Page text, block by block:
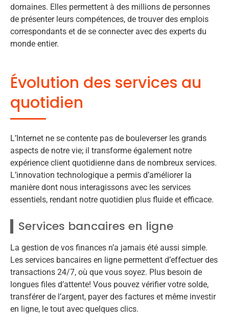
domaines. Elles permettent à des millions de personnes
de présenter leurs compétences, de trouver des emplois
correspondants et de se connecter avec des experts du
monde entier.
Évolution des services au
quotidien
L’Internet ne se contente pas de bouleverser les grands
aspects de notre vie; il transforme également notre
expérience client quotidienne dans de nombreux services.
L’innovation technologique a permis d’améliorer la
manière dont nous interagissons avec les services
essentiels, rendant notre quotidien plus fluide et efficace.
Services bancaires en ligne
La gestion de vos finances n’a jamais été aussi simple.
Les services bancaires en ligne permettent d’effectuer des
transactions 24/7, où que vous soyez. Plus besoin de
longues files d’attente! Vous pouvez vérifier votre solde,
transférer de l’argent, payer des factures et même investir
en ligne, le tout avec quelques clics.